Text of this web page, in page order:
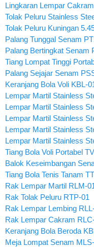
Lingkaran Lempar
Tolak Peluru Stainless
Tolak Peluru Kuningan
Palang Tunggal Senam
Palang Bertingkat Senam
Tiang Lompat Tinggi
Palang Sejajar Senam
Keranjang Bola Voli KBL-
Lempar Martil Stainless
Lempar Martil Stainless
Lempar Martil Stainless
Lempar Martil Stainless
Lempar Martil Stainless
Tiang Bola Voli Portabel
Balok Keseimbangan
Tiang Bola Tenis Tanam
Rak Lempar Martil RLM-
Rak Tolak Peluru RTP-01
Rak Lempar Lembing
Rak Lempar Cakram
Keranjang Bola Beroda
Meja Lompat Senam